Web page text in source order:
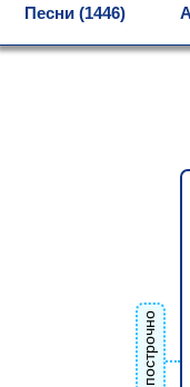
Песни (1446)
построчно